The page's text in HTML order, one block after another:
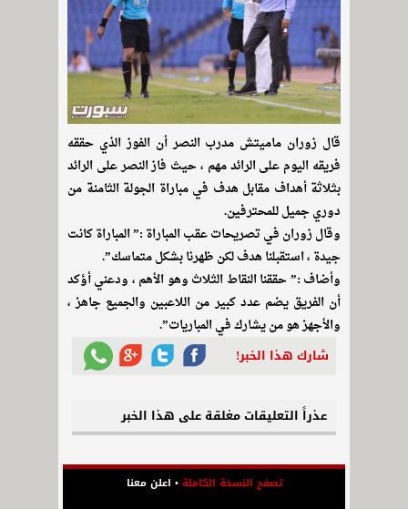
قال زوران ماميتش مدرب النصر أن الفوز الذي حققه
فريقه اليوم على الرائد مهم ، حيث فاز النصر على الرائد
بثلاثة أهداف مقابل هدف في مباراة الجولة الثامنة من
دوري جميل للمحترفين.
وقال زوران في تصريحات عقب المباراة :” المباراة كانت
جيدة ، استقبلنا هدف لكن ظهرنا بشكل متماسك”.
وأضاف :” حققنا النقاط الثلاث وهو الأهم ، ودعني أؤكد
أن الفريق يضم عدد كبير من اللاعبين والجميع جاهز ،
والأجهز هو من يشارك في المباريات”.
شارك هذا الخبر!
عذراً التعليقات مغلقة على هذا الخبر
تصفح النسخة الكاملة• اعلن معنا